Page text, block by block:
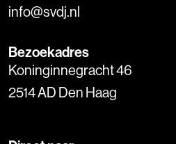
info@svdj.nl
Bezoekadres
Koninginnegracht 46
2514 AD Den Haag